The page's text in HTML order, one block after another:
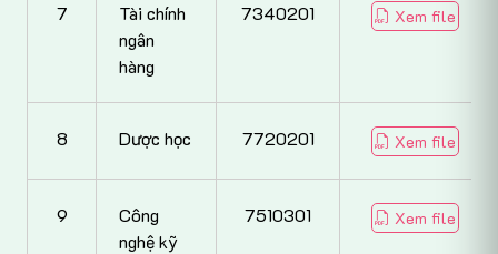
7
Tài chính
ngân
hàng
7340201 Xem file
8 Dược học 7720201 Xem file
9
Công
nghệ kỹ
7510301 Xem file